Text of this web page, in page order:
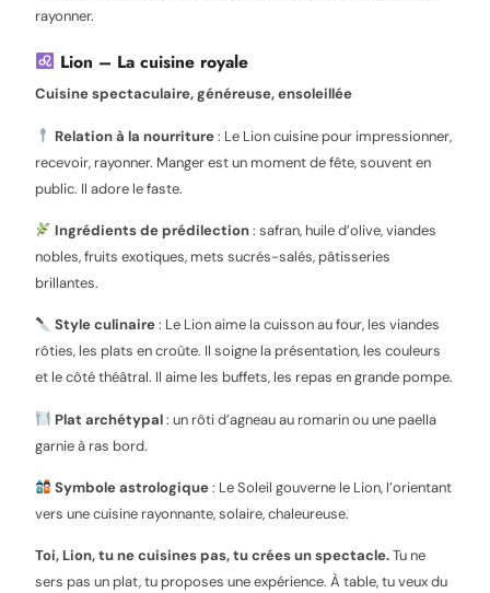
rayonner.
Lion – La cuisine royale
Cuisine spectaculaire, généreuse, ensoleillée
Relation à la nourriture: Le Lion cuisine pour impressionner,
recevoir, rayonner. Manger est un moment de fête, souvent en
public. Il adore le faste.
Ingrédients de prédilection: safran, huile d’olive, viandes
nobles, fruits exotiques, mets sucrés-salés, pâtisseries
brillantes.
Style culinaire: Le Lion aime la cuisson au four, les viandes
rôties, les plats en croûte. Il soigne la présentation, les couleurs
et le côté théâtral. Il aime les buffets, les repas en grande pompe.
Plat archétypal: un rôti d’agneau au romarin ou une paella
garnie à ras bord.
Symbole astrologique: Le Soleil gouverne le Lion, l’orientant
vers une cuisine rayonnante, solaire, chaleureuse.
Toi, Lion, tu ne cuisines pas, tu crées un spectacle.Tu ne
sers pas un plat, tu proposes une expérience. À table, tu veux du